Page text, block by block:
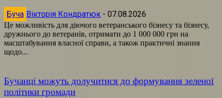
Буча Вікторія Кондратюк - 07.08.2026
Це можливість для діючого ветеранського бізнесу та бізнесу,
дружнього до ветеранів, отримати до 1 000 000 грн на
масштабування власної справи, а також практичні знання
щодо...
Бучанці можуть долучитися до формування зеленої
політики громади